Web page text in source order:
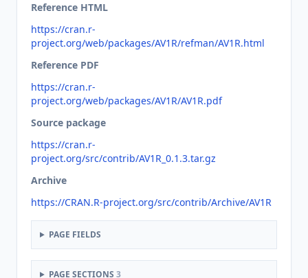
Reference HTML
https://cran.r-
project.org/web/packages/AV1R/refman/AV1R.html
Reference PDF
https://cran.r-
project.org/web/packages/AV1R/AV1R.pdf
Source package
https://cran.r-
project.org/src/contrib/AV1R_0.1.3.tar.gz
Archive
https://CRAN.R-project.org/src/contrib/Archive/AV1R
PAGE FIELDS
PAGE SECTIONS 3